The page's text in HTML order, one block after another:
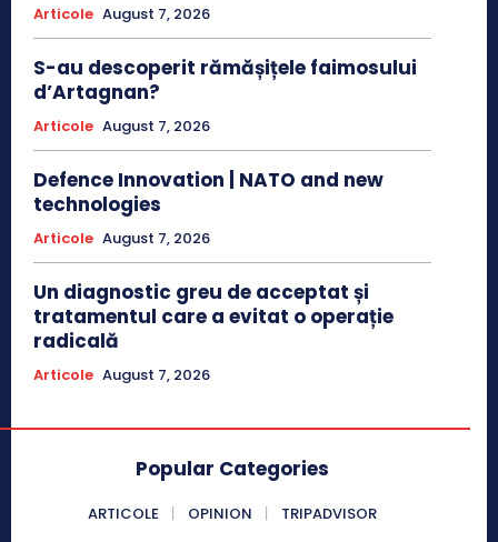
Articole August 7, 2026
S-au descoperit rămășițele faimosului
d’Artagnan?
Articole August 7, 2026
Defence Innovation | NATO and new
technologies
Articole August 7, 2026
Un diagnostic greu de acceptat și
tratamentul care a evitat o operație
radicală
Articole August 7, 2026
Popular Categories
ARTICOLE OPINION TRIPADVISOR